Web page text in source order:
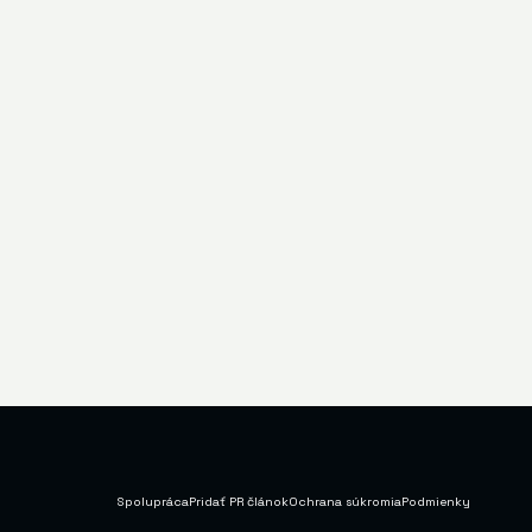
SpoluprácaPridať PR článokOchrana súkromiaPodmienky